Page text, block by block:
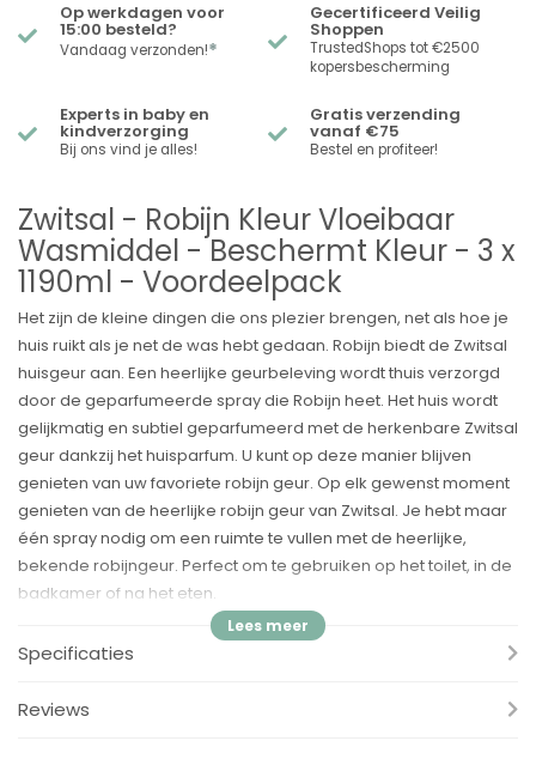
Op werkdagen voor
15:00 besteld?
Vandaag verzonden!*
Gecertificeerd Veilig
Shoppen
TrustedShops tot €2500
kopersbescherming
Experts in baby en
kindverzorging
Bij ons vind je alles!
Gratis verzending
vanaf €75
Bestel en profiteer!
Zwitsal - Robijn Kleur Vloeibaar
Wasmiddel - Beschermt Kleur - 3 x
1190ml - Voordeelpack
Het zijn de kleine dingen die ons plezier brengen, net als hoe je
huis ruikt als je net de was hebt gedaan. Robijn biedt de Zwitsal
huisgeur aan. Een heerlijke geurbeleving wordt thuis verzorgd
door de geparfumeerde spray die Robijn heet. Het huis wordt
gelijkmatig en subtiel geparfumeerd met de herkenbare Zwitsal
geur dankzij het huisparfum. U kunt op deze manier blijven
genieten van uw favoriete robijn geur. Op elk gewenst moment
genieten van de heerlijke robijn geur van Zwitsal. Je hebt maar
één spray nodig om een ruimte te vullen met de heerlijke,
bekende robijngeur. Perfect om te gebruiken op het toilet, in de
badkamer of na het eten.
Voordelen:
mooi en fris.
Specificaties
Reviews